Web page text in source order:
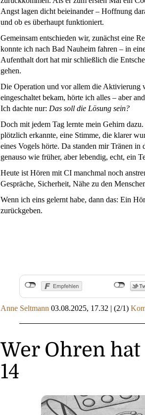
Angst lagen dicht beieinander – Hoffnung
und ob es überhaupt funktioniert.
Gemeinsam entschieden wir, zunächst eine
konnte ich nach Bad Nauheim fahren – in
Aufenthalt dort hat mir schließlich die
gehen.
Die Operation und vor allem die Aktivierung
eingeschaltet bekam, hörte ich alles – aber
Ich dachte nur: Das soll die Lösung sein?
Doch mit jedem Tag lernte mein Gehirn
plötzlich erkannte, eine Stimme, die klarer
eines Vogels hörte. Da standen mir Tränen
genauso wie früher, aber lebendig, echt, ein
Heute ist Hören mit CI manchmal noch
Gespräche, Sicherheit, Nähe zu den
Wenn ich eins gelernt habe, dann das: Ein
zurückgeben.
Anne Seltmann 03.08.2025, 17.32 | (2/1)
Wer Ohren
14